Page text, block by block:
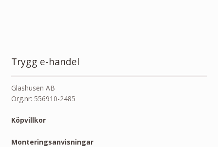
Trygg e-handel
Glashusen AB
Org.nr: 556910-2485
Köpvillkor
Monteringsanvisningar